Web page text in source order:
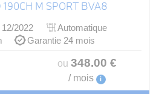
190CH M SPORT BVA8
12/2022
Automatique
Garantie 24 mois
ou 348.00 €
/ mois i